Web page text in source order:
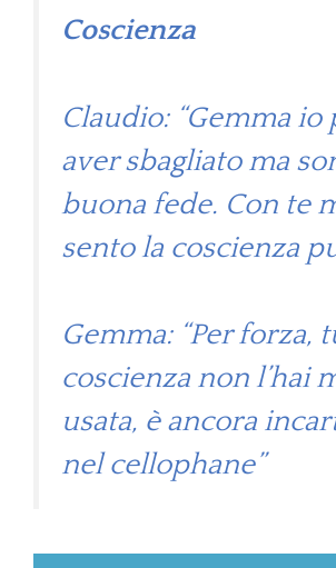
Coscienza
Claudio: “Gemma io
aver sbagliato ma
buona fede. Con te
sento la coscienza
Gemma: “Per forza,
coscienza non l’hai
usata, è ancora
nel cellophane”